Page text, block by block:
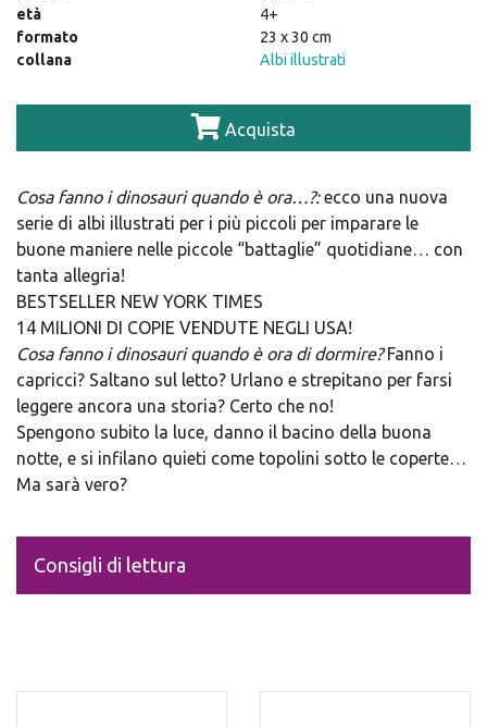
età
4+
formato
23 x 30 cm
collana
Albi illustrati
Acquista
Cosa fanno i dinosauri quando è ora…?:ecco una nuova
serie di albi illustrati per i più piccoli per imparare le
buone maniere nelle piccole “battaglie” quotidiane… con
tanta allegria!
BESTSELLER NEW YORK TIMES
14 MILIONI DI COPIE VENDUTE NEGLI USA!
Cosa fanno i dinosauri quando è ora di dormire?Fanno i
capricci? Saltano sul letto? Urlano e strepitano per farsi
leggere ancora una storia? Certo che no!
Spengono subito la luce, danno il bacino della buona
notte, e si infilano quieti come topolini sotto le coperte…
Ma sarà vero?
Consigli di lettura